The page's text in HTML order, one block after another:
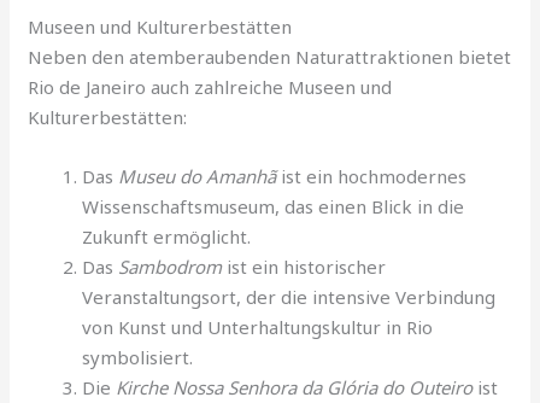
Museen und Kulturerbestätten
Neben den atemberaubenden Naturattraktionen bietet
Rio de Janeiro auch zahlreiche Museen und
Kulturerbestätten:
Das Museu do Amanhãist ein hochmodernes
Wissenschaftsmuseum, das einen Blick in die
Zukunft ermöglicht.
Das Sambodromist ein historischer
Veranstaltungsort, der die intensive Verbindung
von Kunst und Unterhaltungskultur in Rio
symbolisiert.
Die Kirche Nossa Senhora da Glória do Outeiroist